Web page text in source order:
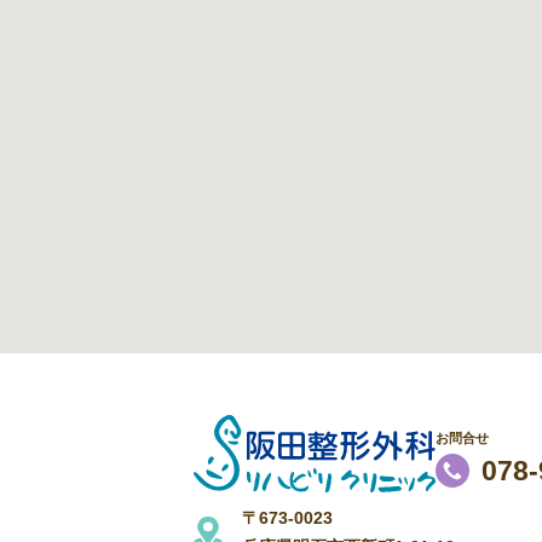
お問合せ
〒673-0023